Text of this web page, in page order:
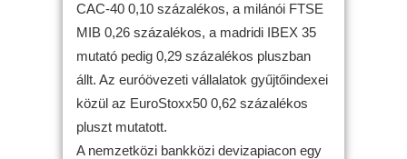
CAC-40 0,10 százalékos, a milánói FTSE
MIB 0,26 százalékos, a madridi IBEX 35
mutató pedig 0,29 százalékos pluszban
állt. Az euróövezeti vállalatok gyűjtőindexei
közül az EuroStoxx50 0,62 százalékos
pluszt mutatott.
A nemzetközi bankközi devizapiacon egy